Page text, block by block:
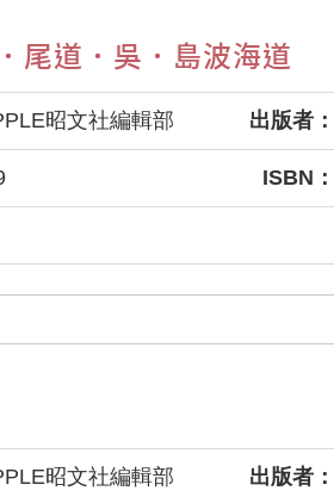
尾道．吳．島波海道
昭文社編輯部 出版者：
ISBN：
昭文社編輯部 出版者：